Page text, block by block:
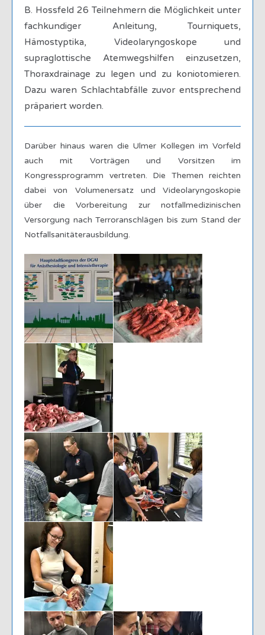
B. Hossfeld 26 Teilnehmern die Möglichkeit unter
fachkundiger Anleitung, Tourniquets,
Hämostyptika, Videolaryngoskope und
supraglottische Atemwegshilfen einzusetzen,
Thoraxdrainage zu legen und zu koniotomieren.
Dazu waren Schlachtabfälle zuvor entsprechend
präpariert worden.
Darüber hinaus waren die Ulmer Kollegen im Vorfeld
auch mit Vorträgen und Vorsitzen im
Kongressprogramm vertreten. Die Themen reichten
dabei von Volumenersatz und Videolaryngoskopie
über die Vorbereitung zur notfallmedizinischen
Versorgung nach Terroranschlägen bis zum Stand der
Notfallsanitäterausbildung.